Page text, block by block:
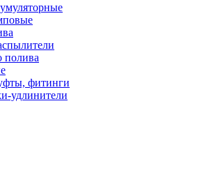
полива
фитинги
удлинители